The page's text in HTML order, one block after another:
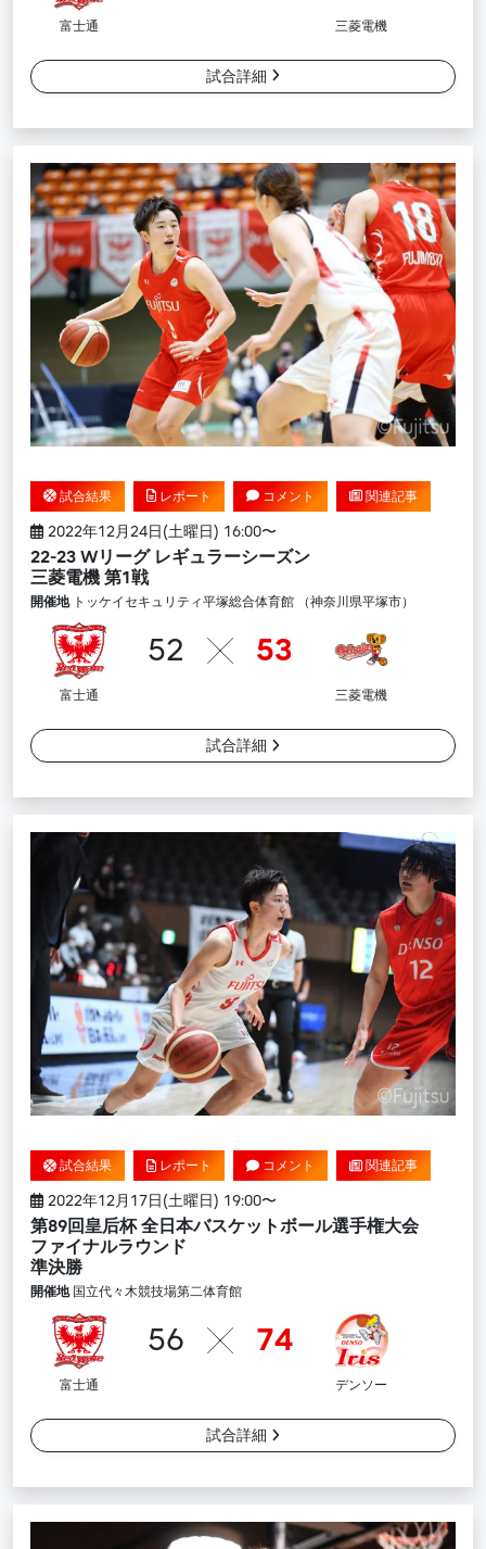
富士通 三菱電機
試合詳細
試合結果 レポート コメント 関連記事
2022年12月24日(土曜日) 16:00〜
22-23 Wリーグ レギュラーシーズン
三菱電機 第1戦
開催地トッケイセキュリティ平塚総合体育館 （神奈川県平塚市）
52 53
富士通 三菱電機
試合詳細
試合結果 レポート コメント 関連記事
2022年12月17日(土曜日) 19:00〜
第89回皇后杯 全日本バスケットボール選手権大会
ファイナルラウンド ​
準決勝
開催地国立代々木競技場第二体育館
56 74
富士通 デンソー
試合詳細